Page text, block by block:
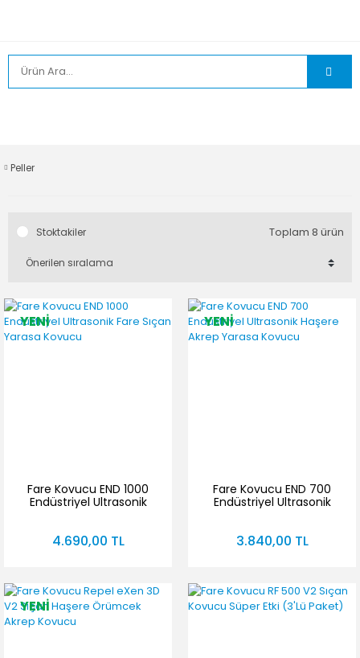
Peller
Stoktakiler Toplam 8 ürün
YENİ
Fare Kovucu END 1000
Endüstriyel Ultrasonik
4.690,00 TL
YENİ
Fare Kovucu END 700
Endüstriyel Ultrasonik
3.840,00 TL
YENİ